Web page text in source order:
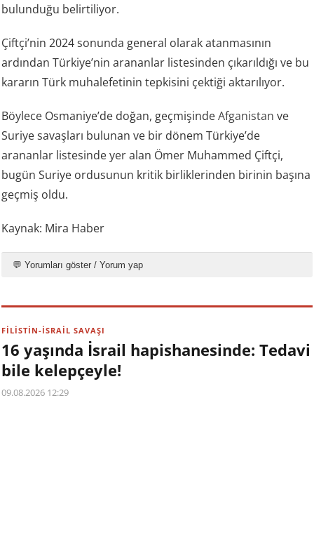
bulunduğu belirtiliyor.
Çiftçi’nin 2024 sonunda general olarak atanmasının
ardından Türkiye’nin arananlar listesinden çıkarıldığı ve bu
kararın Türk muhalefetinin tepkisini çektiği aktarılıyor.
Böylece Osmaniye’de doğan, geçmişindeAfganistan ve
Suriye savaşları bulunan ve bir dönem Türkiye’de
arananlar listesinde yer alan Ömer Muhammed Çiftçi,
bugün Suriye ordusunun kritik birliklerinden birinin başına
geçmiş oldu.
Kaynak: Mira Haber
💬 Yorumları göster / Yorum yap
FİLİSTİN-İSRAİL SAVAŞI
16 yaşında İsrail hapishanesinde: Tedavi
bile kelepçeyle!
09.08.2026 12:29